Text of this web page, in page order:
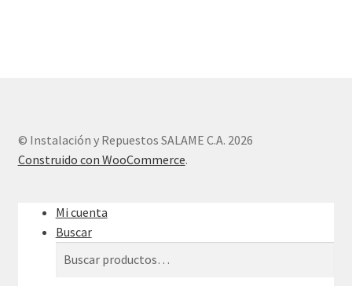
© Instalación y Repuestos SALAME C.A. 2026
Construido con WooCommerce.
Mi cuenta
Buscar